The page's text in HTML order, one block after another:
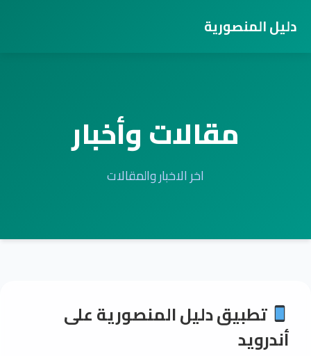
دليل المنصورية
مقالات وأخبار
اخر الاخبار والمقالات
تطبيق دليل المنصورية على
أندرويد